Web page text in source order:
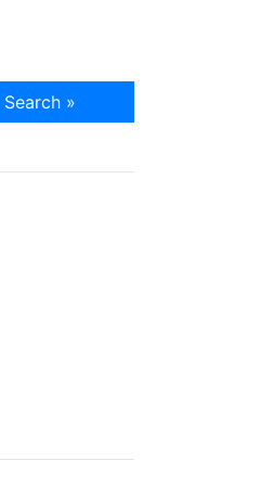
Search »